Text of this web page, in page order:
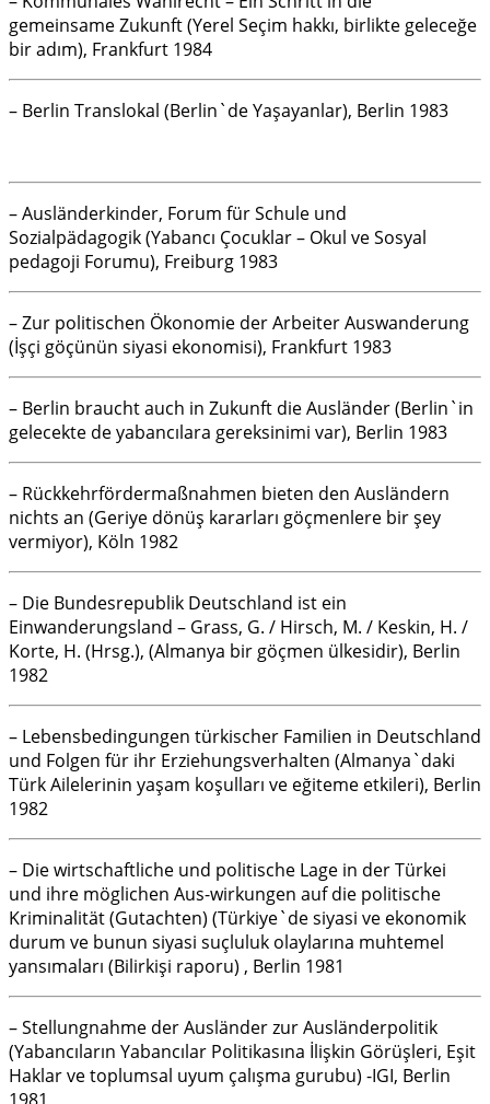
gemeinsame Zukunft (Yerel Seçim hakkı, birlikte geleceğe
bir adım), Frankfurt 1984
– Berlin Translokal (Berlin`de Yaşayanlar), Berlin 1983
– Ausländerkinder, Forum für Schule und
Sozialpädagogik (Yabancı Çocuklar – Okul ve Sosyal
pedagoji Forumu), Freiburg 1983
– Zur politischen Ökonomie der Arbeiter Auswanderung
(İşçi göçünün siyasi ekonomisi), Frankfurt 1983
– Berlin braucht auch in Zukunft die Ausländer (Berlin`in
gelecekte de yabancılara gereksinimi var), Berlin 1983
– Rückkehrfördermaßnahmen bieten den Ausländern
nichts an (Geriye dönüş kararları göçmenlere bir şey
vermiyor), Köln 1982
– Die Bundesrepublik Deutschland ist ein
Einwanderungsland – Grass, G. / Hirsch, M. / Keskin, H. /
Korte, H. (Hrsg.), (Almanya bir göçmen ülkesidir), Berlin
1982
– Lebensbedingungen türkischer Familien in Deutschland
und Folgen für ihr Erziehungsverhalten (Almanya`daki
Türk Ailelerinin yaşam koşulları ve eğiteme etkileri), Berlin
1982
– Die wirtschaftliche und politische Lage in der Türkei
und ihre möglichen Aus-wirkungen auf die politische
Kriminalität (Gutachten) (Türkiye`de siyasi ve ekonomik
durum ve bunun siyasi suçluluk olaylarına muhtemel
yansımaları (Bilirkişi raporu) , Berlin 1981
– Stellungnahme der Ausländer zur Ausländerpolitik
(Yabancıların Yabancılar Politikasına İlişkin Görüşleri, Eşit
Haklar ve toplumsal uyum çalışma gurubu) -IGI, Berlin